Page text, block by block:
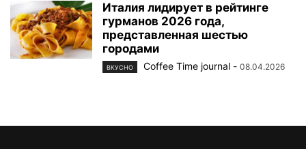
Италия лидирует в рейтинге
гурманов 2026 года,
представленная шестью
городами
ВКУСНО Coffee Time journal - 08.04.2026